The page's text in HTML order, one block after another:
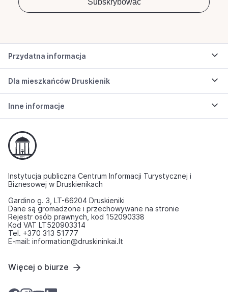
Przydatna informacja
Dla mieszkańców Druskienik
Inne informacje
Instytucja publiczna Centrum Informacji Turystycznej i
Biznesowej w Druskienikach
Gardino g. 3, LT-66204 Druskieniki
Dane są gromadzone i przechowywane na stronie
Rejestr osób prawnych, kod 152090338
Kod VAT LT520903314
Tel. +370 313 51777
E-mail: information@druskininkai.lt
Więcej o biurze